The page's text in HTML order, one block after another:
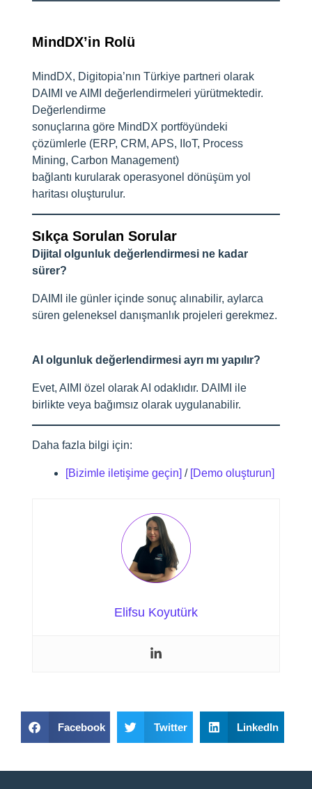
MindDX’in Rolü
MindDX, Digitopia’nın Türkiye partneri olarak
DAIMI ve AIMI değerlendirmeleri yürütmektedir.
Değerlendirme
sonuçlarına göre MindDX portföyündeki
çözümlerle (ERP, CRM, APS, IIoT, Process
Mining, Carbon Management)
bağlantı kurularak operasyonel dönüşüm yol
haritası oluşturulur.
Sıkça Sorulan Sorular
Dijital olgunluk değerlendirmesi ne kadar
sürer?
DAIMI ile günler içinde sonuç alınabilir, aylarca
süren geleneksel danışmanlık projeleri gerekmez.
AI olgunluk değerlendirmesi ayrı mı yapılır?
Evet, AIMI özel olarak AI odaklıdır. DAIMI ile
birlikte veya bağımsız olarak uygulanabilir.
Daha fazla bilgi için:
[Bizimle iletişime geçin] / [Demo oluşturun]
Elifsu Koyutürk
Facebook Twitter LinkedIn